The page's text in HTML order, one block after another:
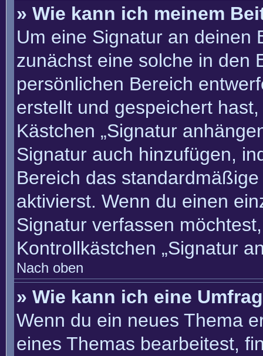
» Wie kann ich meinem
Um eine Signatur an deinen
zunächst eine solche in den
persönlichen Bereich
erstellt und gespeichert
Kästchen „Signatur
Signatur auch hinzufügen,
Bereich das
aktivierst. Wenn du einen
Signatur verfassen
Kontrollkästchen „Signatur
Nach oben
» Wie kann ich eine
Wenn du ein neues Thema
eines Themas bearbeitest,